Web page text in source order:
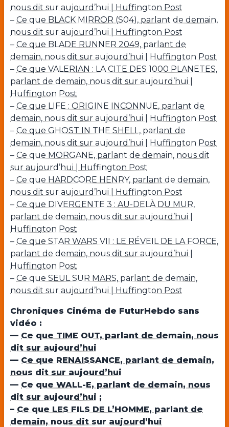
nous dit sur aujourd’hui | Huffington Post
– Ce que BLACK MIRROR (S04), parlant de demain,
nous dit sur aujourd’hui | Huffington Post
– Ce que BLADE RUNNER 2049, parlant de
demain, nous dit sur aujourd’hui | Huffington Post
– Ce que VALERIAN : LA CITE DES 1000 PLANETES,
parlant de demain, nous dit sur aujourd’hui |
Huffington Post
– Ce que LIFE : ORIGINE INCONNUE, parlant de
demain, nous dit sur aujourd’hui | Huffington Post
– Ce que GHOST IN THE SHELL, parlant de
demain, nous dit sur aujourd’hui | Huffington Post
– Ce que MORGANE, parlant de demain, nous dit
sur aujourd’hui | Huffington Post
– Ce que HARDCORE HENRY, parlant de demain,
nous dit sur aujourd’hui | Huffington Post
– Ce que DIVERGENTE 3 : AU-DELÀ DU MUR,
parlant de demain, nous dit sur aujourd’hui |
Huffington Post
– Ce que STAR WARS VII : LE RÉVEIL DE LA FORCE,
parlant de demain, nous dit sur aujourd’hui |
Huffington Post
– Ce que SEUL SUR MARS, parlant de demain,
nous dit sur aujourd’hui | Huffington Post
Chroniques Cinéma de FuturHebdo sans
vidéo :
— Ce que TIME OUT, parlant de demain, nous
dit sur aujourd’hui
— Ce que RENAISSANCE, parlant de demain,
nous dit sur aujourd’hui
— Ce que WALL-E, parlant de demain, nous
dit sur aujourd’hui ;
– Ce que LES FILS DE L’HOMME, parlant de
demain, nous dit sur aujourd’hui